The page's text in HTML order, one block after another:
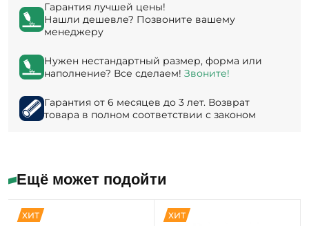
Гарантия лучшей цены!
Нашли дешевле? Позвоните вашему
менеджеру
Нужен нестандартный размер, форма или
наполнение? Все сделаем! Звоните!
Гарантия от 6 месяцев до 3 лет. Возврат
товара в полном соответствии с законом
Ещё может подойти
ХИТ ХИТ